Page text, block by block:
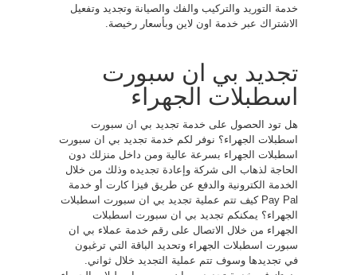
خدمة التوريد والتركيب والفك والصيانة وتجديد وتفعيل
الاشتراك عبر خدمة اون لاين وبأسعار رخيصة.
تجديد بي ان سبورت
اسطبلات الجهراء
هل تود الحصول على خدمة تجديد بي ان سبورت
اسطبلات الجهراء؟ نوفر لكم خدمة تجديد بي ان سبورت
اسطبلات الجهراء بسرعة عالية ومن داخل منزلك دون
الحاجة لذهاب الى شركة وإعادة تجديده وذلك من خلال
الخدمة الكترونية والدفع عن طريق فيزا كارت أو خدمة
Pay Pal كيف تتم عملية تجديد بي ان سبورت اسطبلات
الجهراء؟ يمكنكم تجديد بي ان سبورت اسطبلات
الجهراء من خلال الاتصال على رقم خدمة عملاء بي ان
سبورت اسطبلات الجهراء وتحديد الباقة التي ترغبون
في تجديدها وسوف تتم عملية التجديد خلال ثواني.